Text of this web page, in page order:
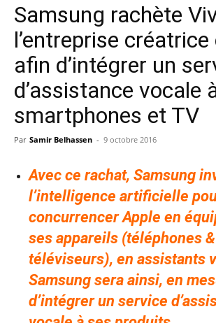
Samsung rachète
l’entreprise créatrice
afin d’intégrer un
d’assistance vocale
smartphones et TV
Par Samir Belhassen - 9 octobre 2016
Avec ce rachat, Samsung
l’intelligence artificielle
concurrencer Apple en
ses appareils (téléphones &
téléviseurs), en assistants
Samsung sera ainsi, en
d’intégrer un service